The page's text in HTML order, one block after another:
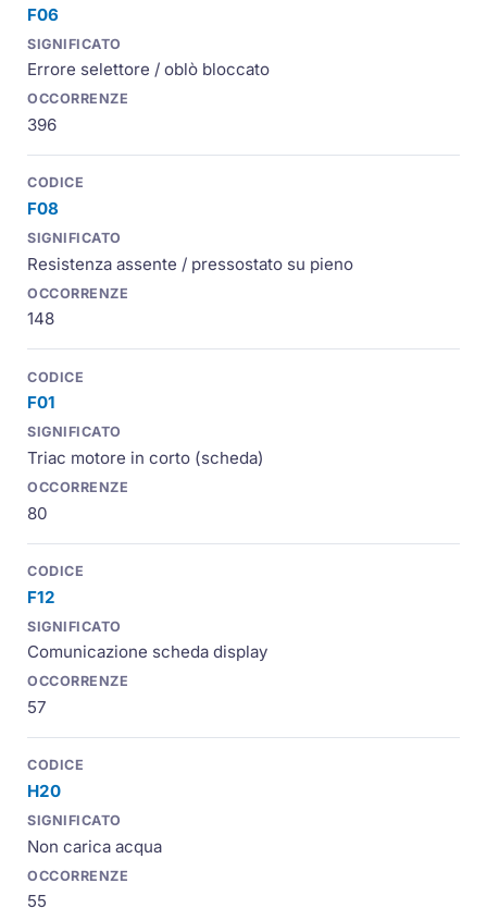
F06
Errore selettore / oblò bloccato
396
F08
Resistenza assente / pressostato su pieno
148
F01
Triac motore in corto (scheda)
80
F12
Comunicazione scheda display
57
H20
Non carica acqua
55